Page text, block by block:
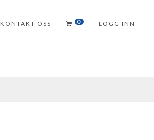
KONTAKT OSS 0 LOGG INN